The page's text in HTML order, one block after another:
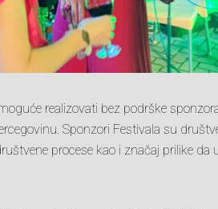
realizovati bez podrške
Sponzori Festivala su
procese kao i značaj prilike da